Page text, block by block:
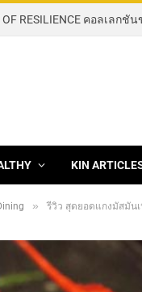
KIN
» รีวิว สุดยอดแกงมัสมั่นเนื้อ